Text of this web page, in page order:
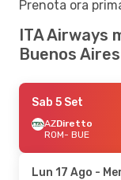
Prenota ora
ITA Airways
Buenos Aires
Sab 5 Set
AZDiretto
ROM- BUE
Lun 17 Ago -